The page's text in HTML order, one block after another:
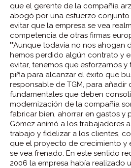
que el gerente de la compañía
abogó por una esfuerzo conjunto
evitar que la empresa se vea
competencia de otras firmas
""Aunque todavía no nos ahogan
hemos perdido algún contrato y
evitar, tenemos que esforzarnos
piña para alcanzar el éxito que
responsable de TGM, para añadir
fundamentales que deben
modernización de la compañía
fabricar bien, ahorrar en gastos y
Gómez animó a los trabajadores
trabajo y fidelizar a los clientes,
que el proyecto de crecimiento y
se vea frenado. En este sentido
2006 la empresa había realizado